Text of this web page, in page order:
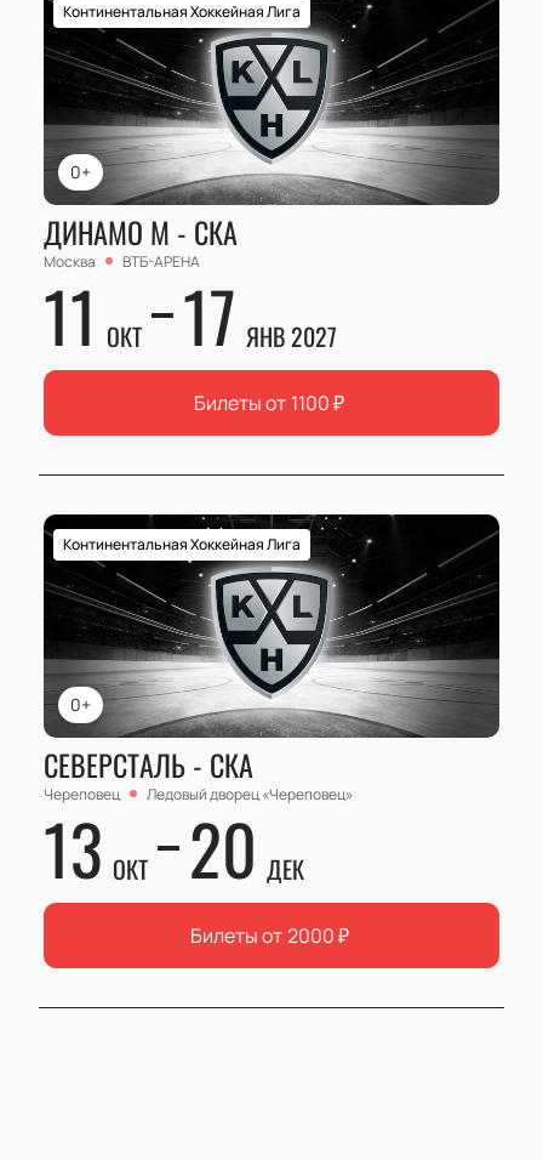
0+
Континентальная Хоккейная Лига
ДИНАМО М - СКА
Москва ВТБ-АРЕНА
11 ОКТ 17 ЯНВ 2027
Билеты от 1100₽
0+
Континентальная Хоккейная Лига
СЕВЕРСТАЛЬ - СКА
Череповец Ледовый дворец «Череповец»
13 ОКТ 20 ДЕК
Билеты от 2000₽